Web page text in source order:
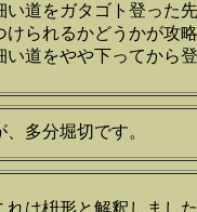
い道をガタゴト登った
けられるかどうかが攻
い道をやや下ってから
多分堀切です。
れは枡形と解釈しまし